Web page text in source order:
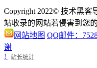
Copyright 2022© 技术黑客
站收录的网站若侵害到您
网站地图 QQ邮件：
谢
!
站长统计